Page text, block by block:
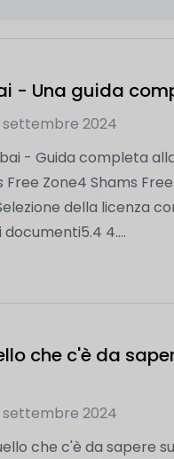
- Una guida
settembre 2024
- Guida completa
Free Zone4 Shams
della licenza
4....
che c'è da
settembre 2024
che c'è da sapere